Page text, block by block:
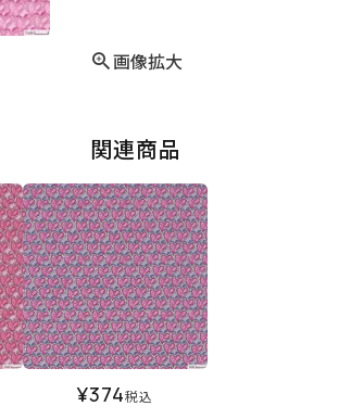
画像拡大
関連商品
¥374税込